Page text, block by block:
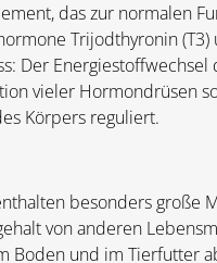
das zur normalen
Trijodthyronin (T3)
Der
vieler Hormondrüsen
Körpers reguliert.
besonders große
von anderen
Boden und im Tierfutter